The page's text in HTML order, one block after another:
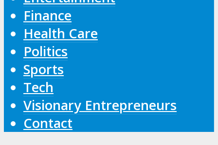
Finance
Health Care
Politics
Sports
Tech
Visionary Entrepreneurs
Contact